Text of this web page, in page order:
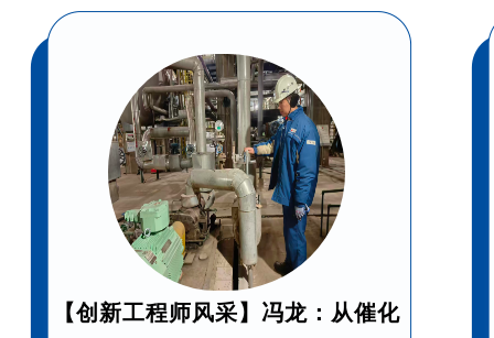
【创新工程师风采】冯龙：从催化